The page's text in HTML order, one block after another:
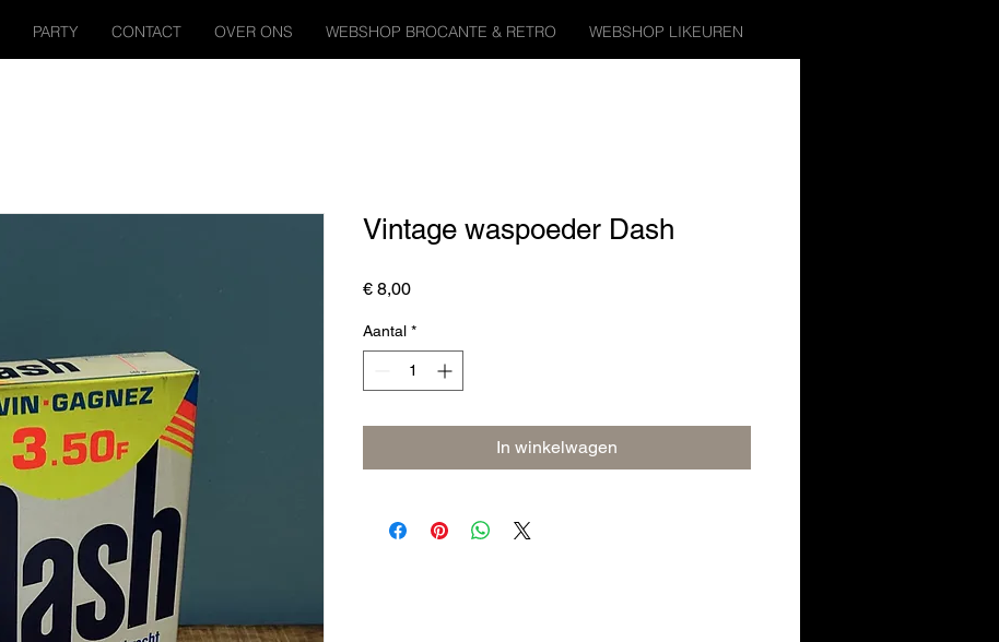
PARTY CONTACT OVER ONS WEBSHOP BROCANTE & RETRO WEBSHOP LIKEUREN
Vintage waspoeder Dash
€ 8,00Prijs
Aantal *
In winkelwagen